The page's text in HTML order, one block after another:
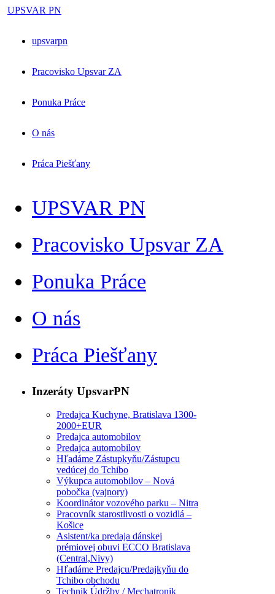
UPSVAR PN
upsvarpn
Pracovisko Upsvar ZA
Ponuka Práce
O nás
Práca Piešťany
UPSVAR PN
Pracovisko Upsvar ZA
Ponuka Práce
O nás
Práca Piešťany
Inzeráty UpsvarPN
Predajca Kuchyne, Bratislava 1300-
2000+EUR
Predajca automobilov
Predajca automobilov
Hľadáme Zástupkyňu/Zástupcu
vedúcej do Tchibo
Výkupca automobilov – Nová
pobočka (vajnory)
Koordinátor vozového parku – Nitra
Pracovník starostlivosti o vozidlá –
Košice
Asistent/ka predaja dánskej
prémiovej obuvi ECCO Bratislava
(Central,Nivy)
Hľadáme Predajcu/Predajkyňu do
Tchibo obchodu
Technik Údržby / Mechatronik